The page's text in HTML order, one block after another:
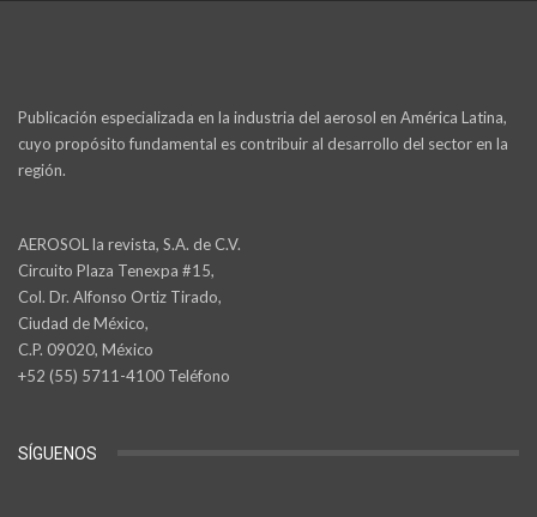
Publicación especializada en la industria del aerosol en América Latina,
cuyo propósito fundamental es contribuir al desarrollo del sector en la
región.
AEROSOL la revista, S.A. de C.V.
Circuito Plaza Tenexpa #15,
Col. Dr. Alfonso Ortiz Tirado,
Ciudad de México,
C.P. 09020, México
+52 (55) 5711-4100 Teléfono
SÍGUENOS